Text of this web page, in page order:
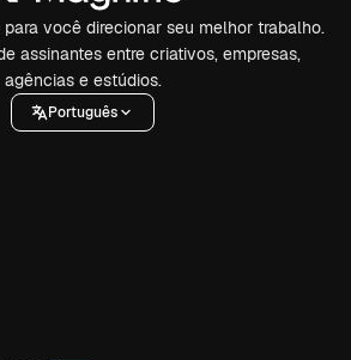
você direcionar seu melhor trabalho.
assinantes entre criativos, empresas,
agências e estúdios.
Português